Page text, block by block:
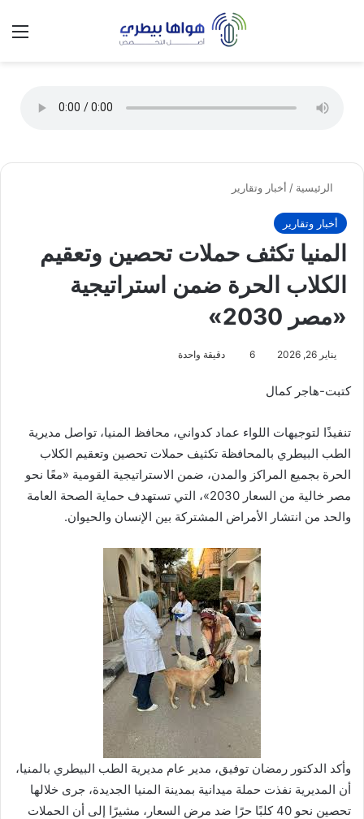
الوضع
الرئيسية / أخبار وتقارير
أخبار وتقارير
المنيا تكثف حملات تحصين وتعقيم
الكلاب الحرة ضمن استراتيجية
«مصر 2030»
يناير 26, 2026 6 دقيقة واحدة
كتبت-هاجر كمال
تنفيذًا لتوجيهات اللواء عماد كدواني، محافظ المنيا، تواصل مديرية
الطب البيطري بالمحافظة تكثيف حملات تحصين وتعقيم الكلاب
الحرة بجميع المراكز والمدن، ضمن الاستراتيجية القومية «معًا نحو
مصر خالية من السعار 2030»، التي تستهدف حماية الصحة العامة
والحد من انتشار الأمراض المشتركة بين الإنسان والحيوان.
وأكد الدكتور رمضان توفيق، مدير عام مديرية الطب البيطري بالمنيا،
أن المديرية نفذت حملة ميدانية بمدينة المنيا الجديدة، جرى خلالها
تحصين نحو 40 كلبًا حرًا ضد مرض السعار، مشيرًا إلى أن الحملات